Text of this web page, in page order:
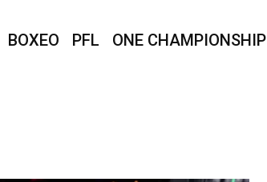
BOXEO PFL ONE CHAMPIONSHIP